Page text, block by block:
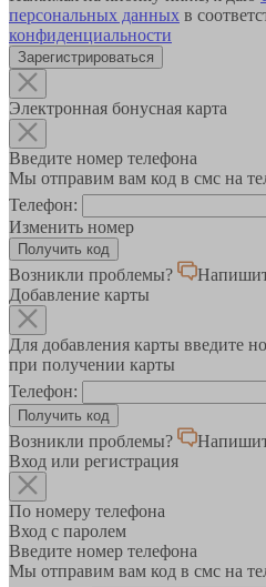
персональных данных в
конфиденциальности
Зарегистрироваться
Электронная бонусная карта
Введите номер телефона
Мы отправим вам код в смс на
Телефон:
Изменить номер
Возникли проблемы?
Добавление карты
Для добавления карты введите
при получении карты
Телефон:
Возникли проблемы?
Вход или регистрация
По номеру телефона
Вход с паролем
Введите номер телефона
Мы отправим вам код в смс на